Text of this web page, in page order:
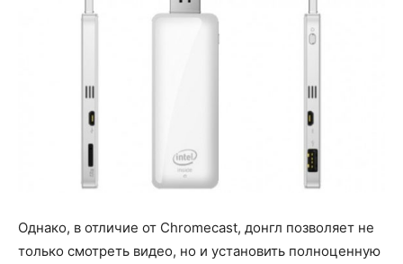
Однако, в отличие от Chromecast, донгл позволяет не
только смотреть видео, но и установить полноценную